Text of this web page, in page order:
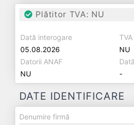
Plătitor TVA: NU
Dată interogare
05.08.2026
NU
Datorii ANAF
NU
-
DATE IDENTIFICARE
Denumire firmă